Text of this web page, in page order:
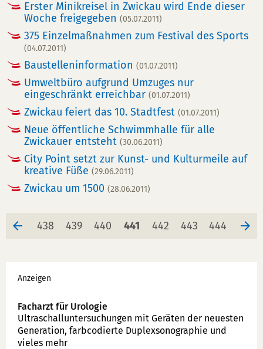
Erster Minikreisel in Zwickau wird Ende dieser
Woche freigegeben (05.07.2011)
375 Einzelmaßnahmen zum Festival des Sports
(04.07.2011)
Baustelleninformation (01.07.2011)
Umweltbüro aufgrund Umzuges nur
eingeschränkt erreichbar (01.07.2011)
Zwickau feiert das 10. Stadtfest (01.07.2011)
Neue öffentliche Schwimmhalle für alle
Zwickauer entsteht (30.06.2011)
City Point setzt zur Kunst- und Kulturmeile auf
kreative Füße (29.06.2011)
Zwickau um 1500 (28.06.2011)
Seite
438 Seite
439 Seite
440 Seite
441 Seite
442 Seite
443 Seite
444
Werbung
Anzeigen
Facharzt für Urologie
Ultraschallunter­suchungen mit Geräten der neuesten
Generation, farbcodierte Duplex­sonographie und
vieles mehr